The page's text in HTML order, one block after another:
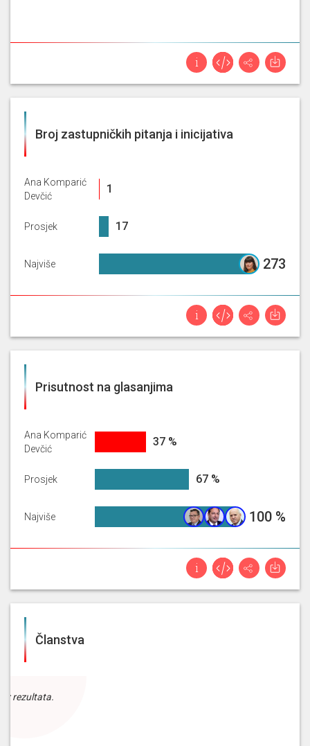
Broj zastupničkih pitanja i inicijativa
Ana Komparić
Devčić
Prosjek
Najviše
1%1
16.6%
17
273
Prisutnost na glasanjima
Ana Komparić
Devčić
Prosjek
Najviše
36.60104459622338%
37 %
67.21523288311383%
67 %
100% 100 %
Članstva
rezultata.